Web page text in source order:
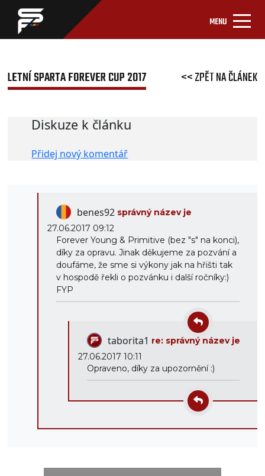
MENU
LETNÍ SPARTA FOREVER CUP 2017 << ZPĚT NA ČLÁNEK
Diskuze k článku
Přidej nový komentář
benes92 správný název je
27.06.2017 09:12
Forever Young & Primitive (bez "s" na konci),
díky za opravu. Jinak děkujeme za pozvání a
doufáme, že sme si výkony jak na hřišti tak
v hospodě řekli o pozvánku i další ročníky:)
FYP
taborita1 re: správný název je
27.06.2017 10:11
Opraveno, díky za upozornění :)